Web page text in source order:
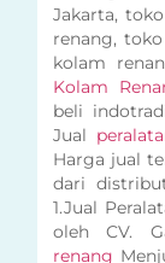
Jakarta,
renang,
kolam
Kolam
beli
Jual
Harga jual
dari
1.Jual
oleh CV.
renang